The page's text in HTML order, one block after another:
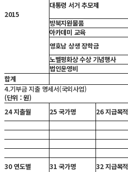
2015
대통령 서거 추모제
방북지원물품
아카데미 교육
영호남 상생 장학금
노벨평화상 수상 기념행사
법인운영비
합계
4.기부금 지출 명세서(국외사업)
(단위 : 원)
24 지출월
25 국가명 26 지급목적
30 연도별 31 국가명 32 지급목적